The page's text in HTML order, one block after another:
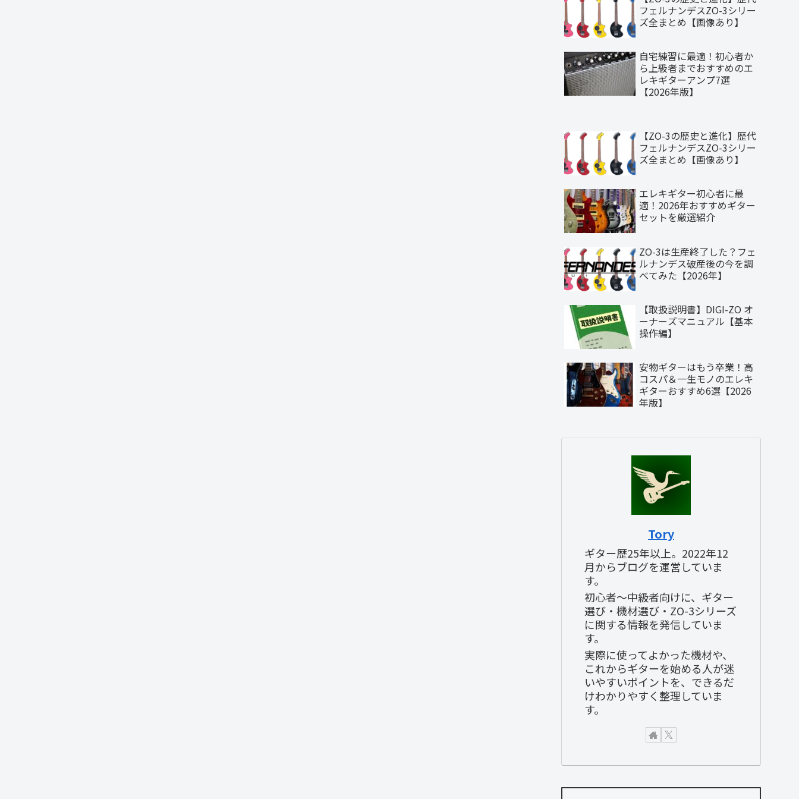
フェルナンデスZO-3シリー
ズ全まとめ【画像あり】
自宅練習に最適！初心者か
ら上級者までおすすめのエ
レキギターアンプ7選
【2026年版】
【ZO-3の歴史と進化】歴代
フェルナンデスZO-3シリー
ズ全まとめ【画像あり】
エレキギター初心者に最
適！2026年おすすめギター
セットを厳選紹介
ZO-3は生産終了した？フェ
ルナンデス破産後の今を調
べてみた【2026年】
【取扱説明書】DIGI-ZO オ
ーナーズマニュアル【基本
操作編】
安物ギターはもう卒業！高
コスパ＆一生モノのエレキ
ギターおすすめ6選【2026
年版】
Tory
ギター歴25年以上。2022年12
月からブログを運営していま
す。
初心者〜中級者向けに、ギター
選び・機材選び・ZO-3シリーズ
に関する情報を発信していま
す。
実際に使ってよかった機材や、
これからギターを始める人が迷
いやすいポイントを、できるだ
けわかりやすく整理していま
す。